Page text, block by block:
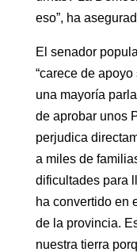
eso”, ha
El senador
“carece de
una mayoría
de aprobar unos
perjudica
a miles de
dificultades para
ha convertido en
de la provincia.
nuestra tierra